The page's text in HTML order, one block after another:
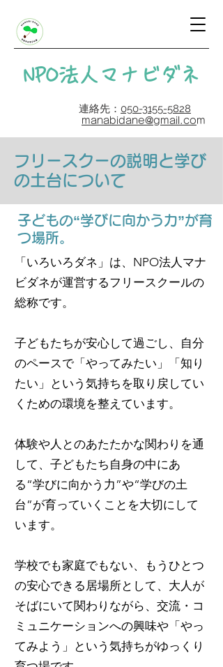
​NPO法人マナビダネ
連絡先： 050-3155-5828
manabidane@gmail.com
フリースクーの説明と学び
の土台について
子どもの“学びに向かう力”が育
つ場所。
「いろいろダネ」は、NPO法人マナ
ビダネが運営するフリースクールの
総称です。
子どもたちが安心して過ごし、自分
のペースで「やってみたい」「知り
たい」という気持ちを取り戻してい
くための環境を整えています。
体験や人とのあたたかな関わりを通
して、子どもたち自身の中にあ
る“学びに向かう力”や“学びの土
台”が育っていくことを大切にして
います。
学校でも家庭でもない、もうひとつ
の安心できる居場所として、大人が
そばにいて関わりながら、交流・コ
ミュニケーションへの興味や「やっ
てみよう」という気持ちがゆっくり